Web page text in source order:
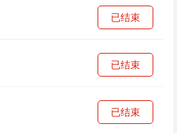
已结束
已结束
已结束